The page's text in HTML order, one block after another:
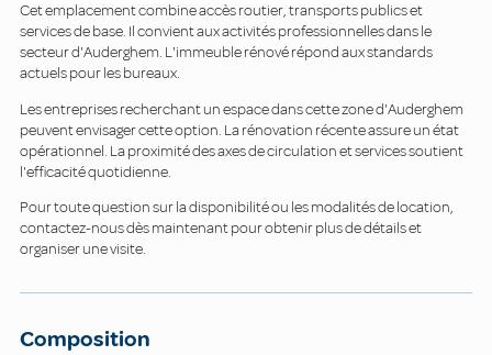
Cet emplacement combine accès routier, transports publics et
services de base. Il convient aux activités professionnelles dans le
secteur d'Auderghem. L'immeuble rénové répond aux standards
actuels pour les bureaux.
Les entreprises recherchant un espace dans cette zone d'Auderghem
peuvent envisager cette option. La rénovation récente assure un état
opérationnel. La proximité des axes de circulation et services soutient
l'efficacité quotidienne.
Pour toute question sur la disponibilité ou les modalités de location,
contactez-nous dès maintenant pour obtenir plus de détails et
organiser une visite.
Composition